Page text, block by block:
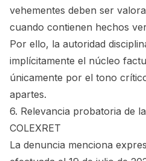
vehementes deben ser
cuando contienen hechos
Por ello, la autoridad
implícitamente el núcleo
únicamente por el tono
apartes.
6. Relevancia probatoria de
COLEXRET
La denuncia menciona